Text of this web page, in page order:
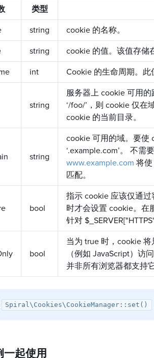
类型
string cookie 的名称。
string cookie 的值。该值存储
int Cookie 的生命周期。此
string
服务器上 cookie 可用
‘/foo/’，则 cookie 仅
cookie 的当前目录。
string
cookie 可用的域。要使
‘.example.com’。 不需
www.example.com 将使
匹配。
bool
指示 cookie 应该仅通过
时才会设置 cookie。在
针对
bool
当为 true 时，cookie
（例如 JavaScript）访
并非所有浏览器都支持
Spiral\Cookies\CookieManager::set()
一起使用